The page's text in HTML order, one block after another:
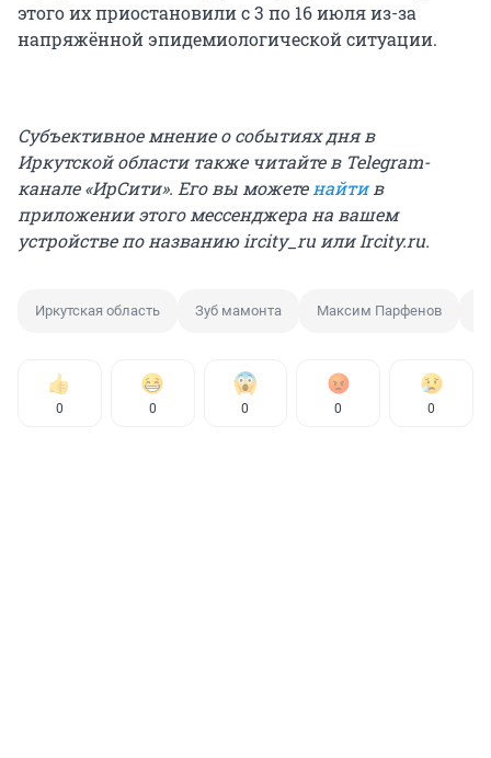
этого их приостановили с 3 по 16 июля из-за
напряжённой эпидемиологической ситуации.
Субъективное мнение о событиях дня в
Иркутской области также читайте в Telegram-
канале «ИрСити». Его вы можете найтив
приложении этого мессенджера на вашем
устройстве по названию ircity_ru или Ircity.ru.
Иркутская область Зуб мамонта Максим Парфенов
0 0 0 0 0